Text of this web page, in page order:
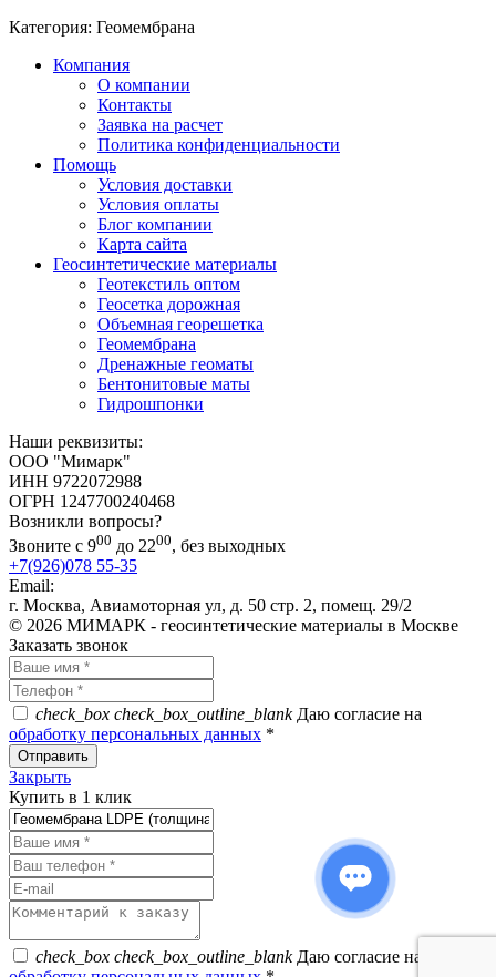
Категория: Геомембрана
Компания
О компании
Контакты
Заявка на расчет
Политика конфиденциальности
Помощь
Условия доставки
Условия оплаты
Блог компании
Карта сайта
Геосинтетические материалы
Геотекстиль оптом
Геосетка дорожная
Объемная георешетка
Геомембрана
Дренажные геоматы
Бентонитовые маты
Гидрошпонки
Наши реквизиты:
ООО "Мимарк"
ИНН 9722072988
ОГРН 1247700240468
Возникли вопросы?
Звоните с 900 до 2200, без выходных
+7(926)078 55-35
Email:
г. Москва, Авиамоторная ул, д. 50 стр. 2, помещ. 29/2
© 2026 МИМАРК - геосинтетические материалы в Москве
Заказать звонок
check_box check_box_outline_blankДаю согласие на
обработку персональных данных *
Закрыть
Купить в 1 клик
check_box check_box_outline_blankДаю согласие на